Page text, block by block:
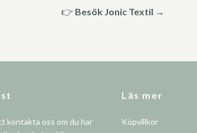
👉 Besök Jonic Textil →
kontakta oss om du har
Läs mer
Köpvillkor